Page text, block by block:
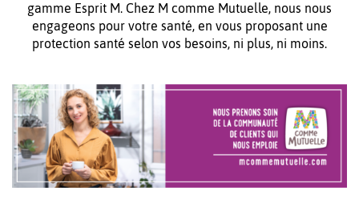
gamme Esprit M. Chez M comme Mutuelle, nous nous
engageons pour votre santé, en vous proposant une
protection santé selon vos besoins, ni plus, ni moins.